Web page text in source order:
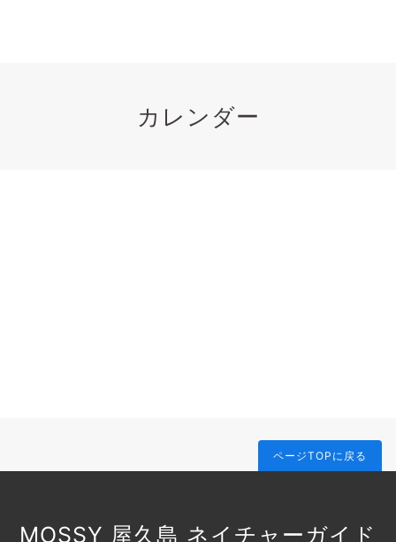
カレンダー
ページTOPに戻る
MOSSY 屋久島 ネイチャーガイド